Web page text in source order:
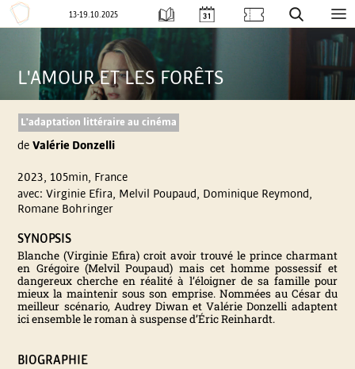
contenu
E
S
T
V
A
L
13-19.10.2025
L'AMOUR ET LES FORÊTS
L'adaptation littéraire au cinéma
deValérie Donzelli
2023, 105min, France
avec: Virginie Efira, Melvil Poupaud, Dominique Reymond,
Romane Bohringer
SYNOPSIS
Blanche (Virginie Efira) croit avoir trouvé le prince charmant
en Grégoire (Melvil Poupaud) mais cet homme possessif et
dangereux cherche en réalité à l’éloigner de sa famille pour
mieux la maintenir sous son emprise. Nommées au César du
meilleur scénario, Audrey Diwan et Valérie Donzelli adaptent
ici ensemble le roman à suspense d’Éric Reinhardt.
BIOGRAPHIE